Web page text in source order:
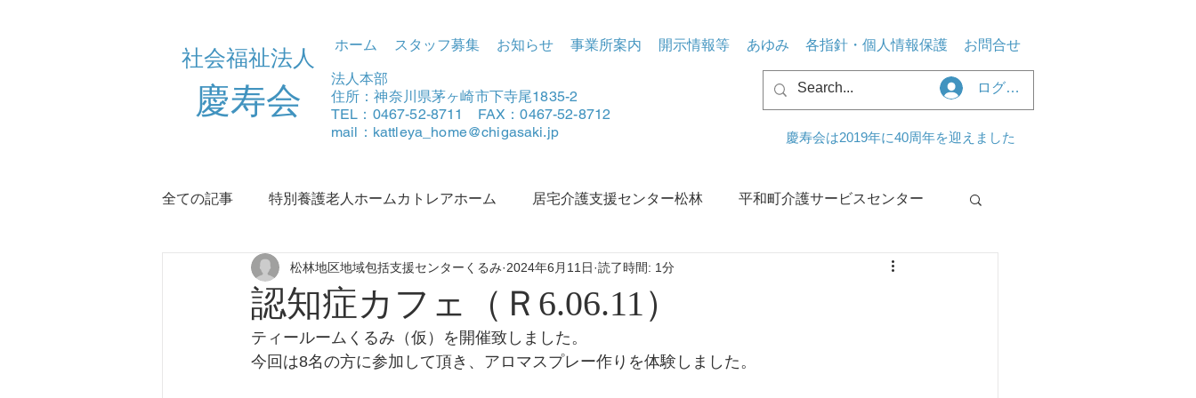
社会福祉法人
​慶寿会
ホーム スタッフ募集 お知らせ 事業所案内 開示情報等 あゆみ 各指針・個人情報保護 お問合せ
法人本部
住所：神奈川県茅ヶ崎市下寺尾1835-2
TEL：0467-52-8711 FAX：0467-52-8712
mail： kattleya_home@chigasaki.jp
ログイン
慶寿会は2019年に40周年を迎えました
全ての記事 特別養護老人ホームカトレアホーム 居宅介護支援センター松林 平和町介護サービスセンター
デイサービスふる里 浜須賀地区地域包括支援センターあさひ 松林地区地域包括支援センターくるみ
認知症カフェ（Ｒ6.06.11）
松林地区地域包括支援センターくるみ 2024年6月11日 読了時間: 1分
ティールームくるみ（仮）を開催致しました。
今回は8名の方に参加して頂き、アロマスプレー作りを体験しました。